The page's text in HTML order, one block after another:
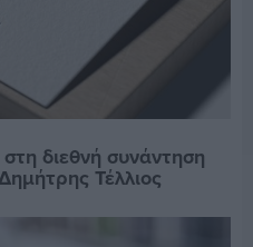
διεθνή συνάντηση
Τέλλιος